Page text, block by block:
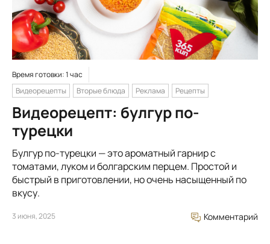
Время готовки: 1 час
Видеорецепты
Вторые блюда Реклама Рецепты
Видеорецепт: булгур по-
турецки
Булгур по-турецки — это ароматный гарнир с
томатами, луком и болгарским перцем. Простой и
быстрый в приготовлении, но очень насыщенный по
вкусу.
3 июня, 2025 Комментарий